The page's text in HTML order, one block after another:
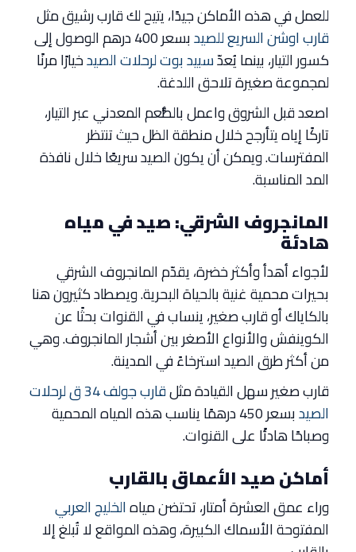
للعمل في هذه الأماكن جيدًا، يتيح لك قارب رشيق مثل
قارب اوشن السريع للصيد
بسعر 400 درهم الوصول إلى
كسور التيار، بينما يُعدّسبيد بوت لرحلات الصيدخيارًا مرنًا
لمجموعة صغيرة تلاحق اللدغة.
اصعد قبل الشروق واعمل بالطُّعم المعدني عبر التيار،
تاركًا إياه يتأرجح خلال منطقة الظل حيث تنتظر
المفترسات. ويمكن أن يكون الصيد سريعًا خلال نافذة
المد المناسبة.
المانجروف الشرقي: صيد في مياه
هادئة
لأجواء أهدأ وأكثر خضرة، يقدّم المانجروف الشرقي
بحيرات محمية غنية بالحياة البحرية. ويصطاد كثيرون هنا
بالكاياك أو قارب صغير، ينساب في القنوات بحثًا عن
الكوينفش والأنواع الأصغر بين أشجار المانجروف. وهي
من أكثر طرق الصيد استرخاءً في المدينة.
قارب صغير سهل القيادة مثل
قارب جولف 34 ق لرحلات
الصيد
بسعر 450 درهمًا يناسب هذه المياه المحمية
وصباحًا هادئًا على القنوات.
أماكن صيد الأعماق بالقارب
وراء عمق العشرة أمتار، تحتضن مياهالخليج العربي
المفتوحة الأسماك الكبيرة، وهذه المواقع لا تُبلغ إلا